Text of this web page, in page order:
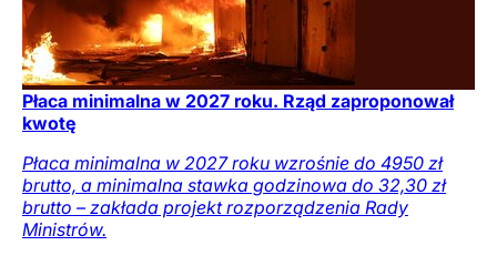
Płaca minimalna w 2027 roku. Rząd zaproponował
kwotę
Płaca minimalna w 2027 roku wzrośnie do 4950 zł
brutto, a minimalna stawka godzinowa do 32,30 zł
brutto – zakłada projekt rozporządzenia Rady
Ministrów.